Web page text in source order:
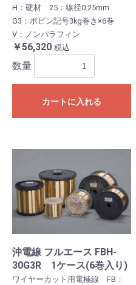
H：硬材 25：線径0.25mm
G3：ボビン記号3kg巻き×6巻
V：ノンパラフィン
￥56,320 税込
数量
カートに入れる
沖電線 フルエース FBH-
30G3R 1ケース(6巻入り)
ワイヤーカット用電極線 FB：